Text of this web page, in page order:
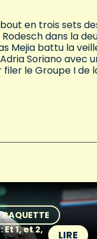
en trois sets
dans la
Mejia battu la
Soriano avec
le Groupe I de
RAQUETTE
Et 1, et 2,
LIRE